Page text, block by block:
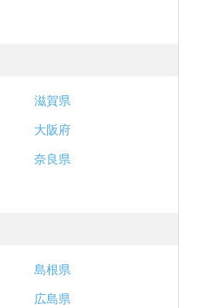
滋賀県
大阪府
奈良県
島根県
広島県